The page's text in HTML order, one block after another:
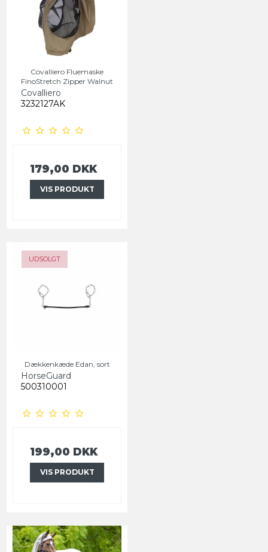
Covalliero Fluemaske
FinoStretch Zipper Walnut
Covalliero
3232127AK
179,00 DKK
VIS PRODUKT
UDSOLGT
Dækkenkæde Edan, sort
HorseGuard
500310001
199,00 DKK
VIS PRODUKT